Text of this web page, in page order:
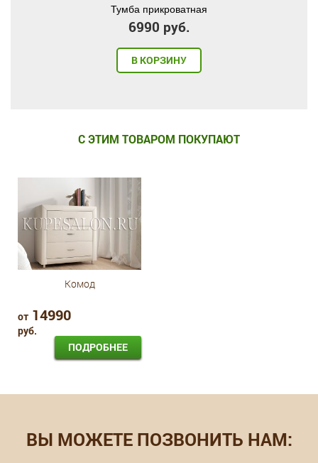
Тумба прикроватная
6990 руб.
В КОРЗИНУ
С ЭТИМ ТОВАРОМ ПОКУПАЮТ
Комод
от 14990
руб.
ПОДРОБНЕЕ
ВЫ МОЖЕТЕ ПОЗВОНИТЬ НАМ: